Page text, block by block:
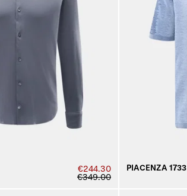
€244.30
€349.00
PIACENZA 1733